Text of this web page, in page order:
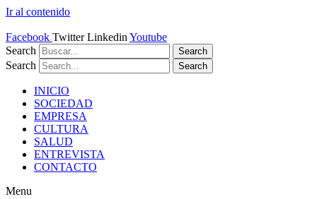
Ir al contenido
Facebook Twitter Linkedin Youtube
Search
Search
Search Search
INICIO
SOCIEDAD
EMPRESA
CULTURA
SALUD
ENTREVISTA
CONTACTO
Menu